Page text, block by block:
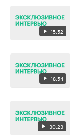
15:52
18:54
30:23